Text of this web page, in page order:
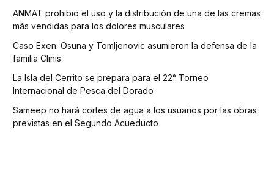
ANMAT prohibió el uso y la distribución de una de las cremas
más vendidas para los dolores musculares
Caso Exen: Osuna y Tomljenovic asumieron la defensa de la
familia Clinis
La Isla del Cerrito se prepara para el 22° Torneo
Internacional de Pesca del Dorado
Sameep no hará cortes de agua a los usuarios por las obras
previstas en el Segundo Acueducto